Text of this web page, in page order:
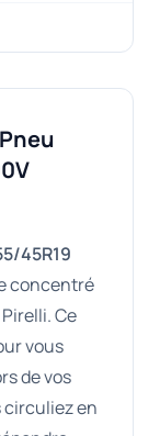
45R19
concentré
Ce
vous
de vos
circuliez en